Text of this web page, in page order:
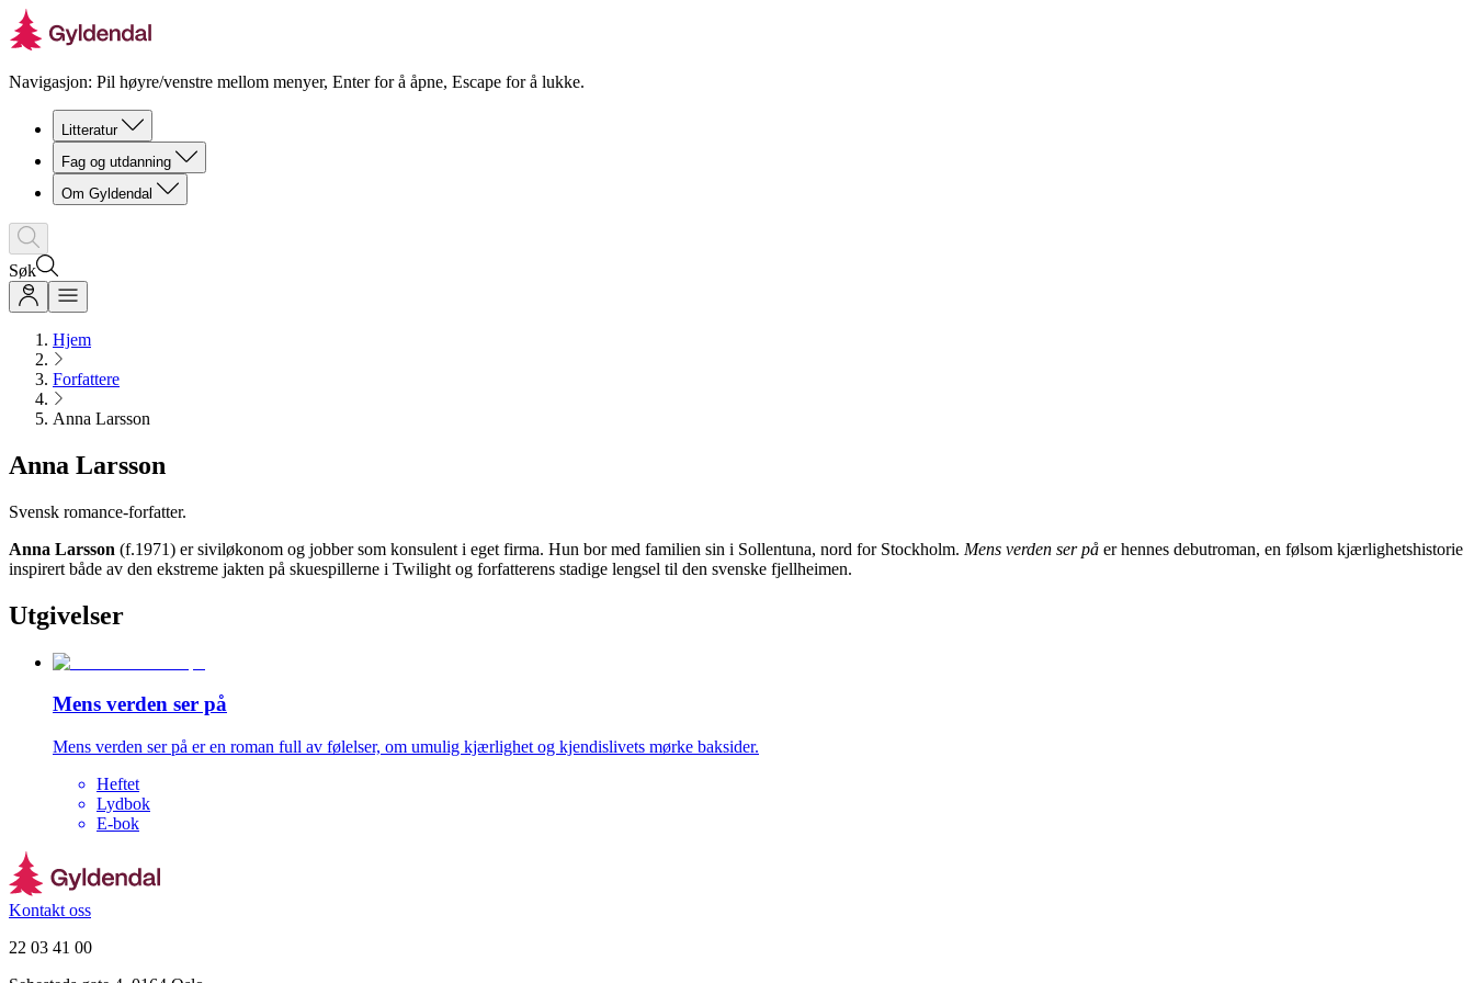
Navigasjon: Pil høyre/venstre mellom menyer, Enter for å åpne, Escape for å lukke.
Litteratur
Fag og utdanning
Om Gyldendal
Søk
Hjem
Forfattere
Anna Larsson
Anna Larsson
Svensk romance-forfatter.
Anna Larsson (f.1971) er siviløkonom og jobber som konsulent i eget firma. Hun bor med familien sin i Sollentuna, nord for Stockholm. Mens verden ser på er hennes debutroman, en følsom kjærlighetshistorie
inspirert både av den ekstreme jakten på skuespillerne i Twilight og forfatterens stadige lengsel til den svenske fjellheimen.
Utgivelser
Mens verden ser på
Mens verden ser på er en roman full av følelser, om umulig kjærlighet og kjendislivets mørke baksider.
Heftet
Lydbok
E-bok
Kontakt oss
22 03 41 00